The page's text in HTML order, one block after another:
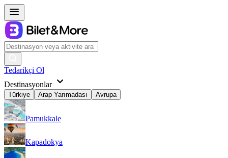
Tedarikçi Ol
Destinasyonlar
Türkiye Arap Yarımadası Avrupa
Pamukkale
Kapadokya